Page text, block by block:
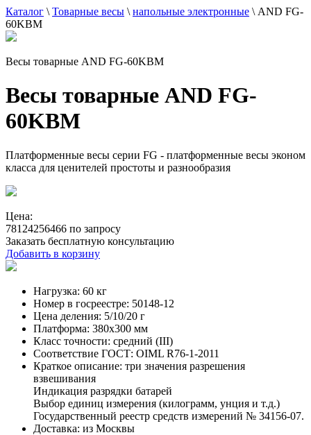
Каталог \ Товарные весы \ напольные электронные \ AND FG-
60KBM
Весы товарные AND FG-60KBM
Весы товарные AND FG-
60KBM
Платформенные весы серии FG - платформенные весы эконом
класса для ценителей простоты и разнообразия
Цена:
78124256466 по запросу
Заказать бесплатную консультацию
Добавить в корзину
Нагрузка: 60 кг
Номер в госреестре: 50148-12
Цена деления: 5/10/20 г
Платформа: 380х300 мм
Класс точности: средний (III)
Соответствие ГОСТ: OIML R76-1-2011
Краткое описание: три значения разрешения
взвешивания
Индикация разрядки батарей
Выбор единиц измерения (килограмм, унция и т.д.)
Государственный реестр средств измерений № 34156-07.
Доставка: из Москвы